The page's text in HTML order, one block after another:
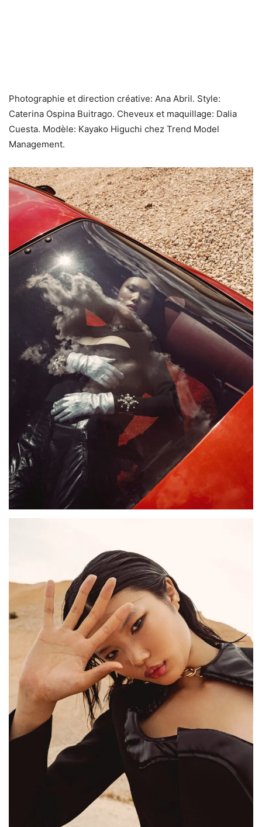
Photographie et direction créative: Ana Abril. Style:
Caterina Ospina Buitrago. Cheveux et maquillage: Dalia
Cuesta. Modèle: Kayako Higuchi chez Trend Model
Management.